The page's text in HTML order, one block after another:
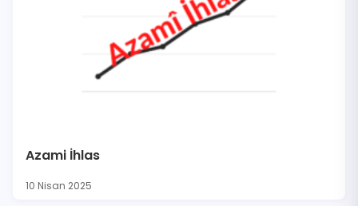
Azami İhlas
10 Nisan 2025